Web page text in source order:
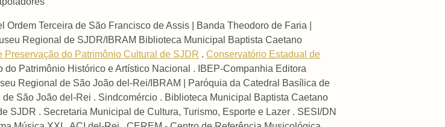
Ordem Terceira de São Francisco de Assis | Banda Theodoro de Faria |
Regional de SJDR/IBRAM Biblioteca Municipal Baptista Caetano
Preservação do Patrimônio Cultural de SJDR . Conservatório Estadual de
do Patrimônio Histórico e Artístico Nacional . IBEP-Companhia Editora
Regional de São João del-Rei/IBRAM | Paróquia da Catedral Basílica de
São João del-Rei . Sindcomércio . Biblioteca Municipal Baptista Caetano
SJDR . Secretaria Municipal de Cultura, Turismo, Esporte e Lazer . SESI/DN